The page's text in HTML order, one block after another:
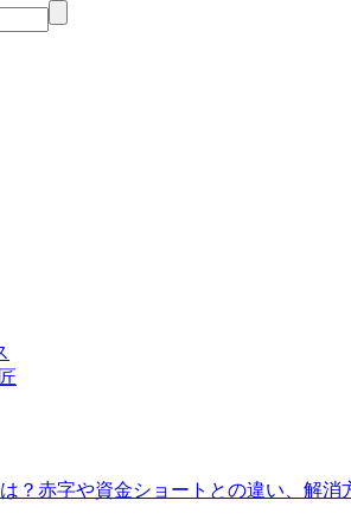
は？赤字や資金ショートとの違い、解